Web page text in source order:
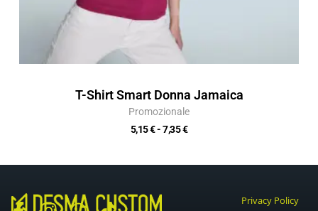
T-Shirt Smart Donna Jamaica
Promozionale
5,15€- 7,35€
Privacy Policy